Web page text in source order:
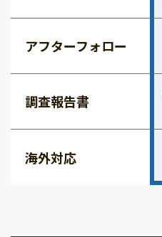
アフターフォロー
調査報告書
海外対応